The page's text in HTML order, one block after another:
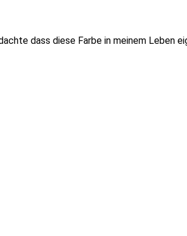
dass diese Farbe in meinem Leben